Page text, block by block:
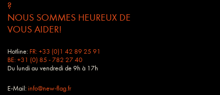
?
NOUS SOMMES HEUREUX DE
VOUS AIDER!
Hotline: FR: +33 (0)1 42 89 25 91
BE: +31 (0) 85 - 782 27 40
Du lundi au vendredi de 9h à 17h
E-Mail:info@new-flag.fr